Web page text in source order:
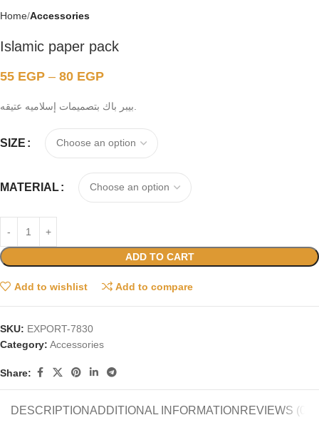
Home Accessories
Islamic paper pack
55 EGP – 80 EGP
SIZE
MATERIAL
ADD TO CART
Add to wishlist Add to compare
SKU: EXPORT-7830
Category: Accessories
Share:
DESCRIPTIONADDITIONAL INFORMATION REVIEWS (0)